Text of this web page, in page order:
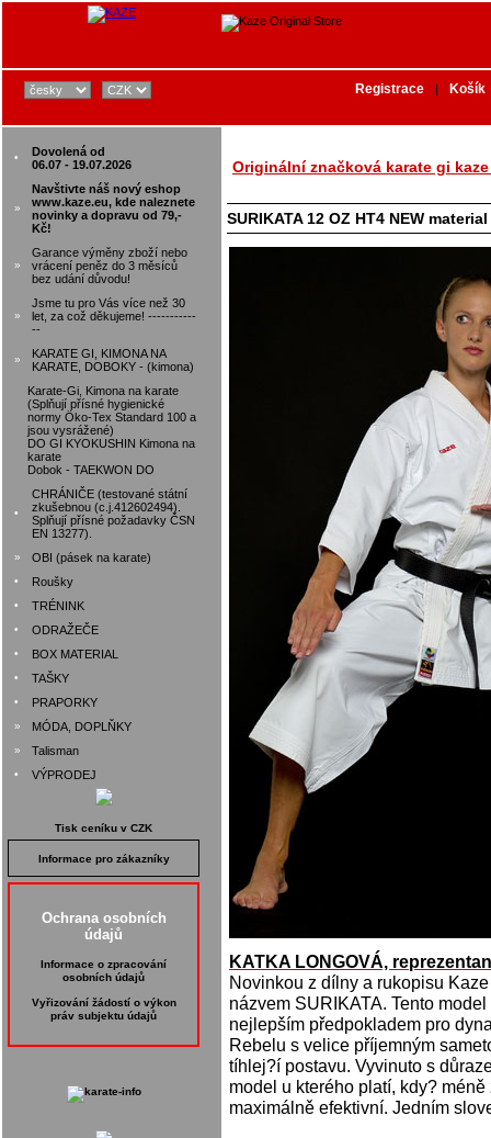
•
Dovolená od
06.07 - 19.07.2026
»
Navštivte náš nový eshop
www.kaze.eu, kde naleznete
novinky a dopravu od 79,-
Kč!
»
Garance výměny zboží nebo
vrácení peněz do 3 měsíců
bez udání důvodu!
»
Jsme tu pro Vás více než 30
let, za což děkujeme! -----------
--
»
KARATE GI, KIMONA NA
KARATE, DOBOKY - (kimona)
Karate-Gi, Kimona na karate
(Splňují přísné hygienické
normy Öko-Tex Standard 100 a
jsou vysrážené)
DO GI KYOKUSHIN Kimona na
karate
Dobok - TAEKWON DO
•
CHRÁNIČE (testované státní
zkušebnou (c.j.412602494).
Splňují přísné požadavky ČSN
EN 13277).
» OBI (pásek na karate)
• Roušky
• TRÉNINK
• ODRAŽEČE
• BOX MATERIAL
• TAŠKY
• PRAPORKY
» MÓDA, DOPLŇKY
» Talisman
• VÝPRODEJ
Tisk ceníku v CZK
Informace pro zákazníky
Ochrana osobních
údajů
Informace o zpracování
osobních údajů
Vyřizování žádostí o výkon
práv subjektu údajů
Registrace | Košík
Originální značková karate gi kaze
SURIKATA 12 OZ HT4 NEW
KATKA LONGOVÁ,
Novinkou z dílny a rukopisu
názvem SURIKATA. Tento
nejlepším předpokladem pro
Rebelu s velice příjemným
tíhlej?í postavu. Vyvinuto s
model u kterého platí, kdy?
maximálně efektivní. Jedním